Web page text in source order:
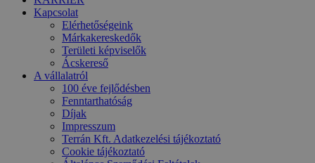
Kapcsolat
Elérhetőségeink
Márkakereskedők
Területi képviselők
Ácskereső
A vállalatról
100 éve fejlődésben
Fenntarthatóság
Díjak
Impresszum
Terrán Kft. Adatkezelési tájékoztató
Cookie tájékoztató